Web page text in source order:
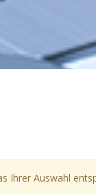
Ihrer Auswahl